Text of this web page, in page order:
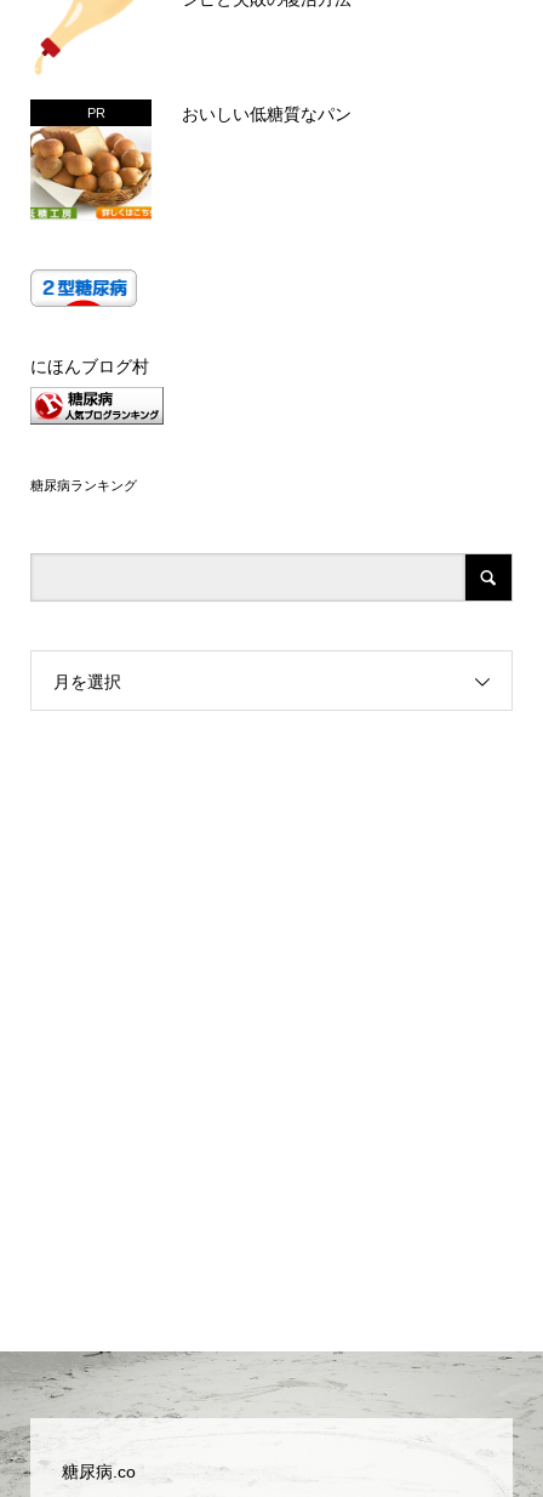
PR おいしい低糖質なパン
にほんブログ村
糖尿病ランキング
月を選択
糖尿病.co